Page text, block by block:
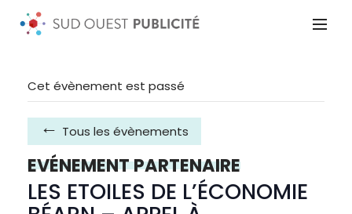
Cet évènement est passé
Tous les évènements
EVÉNEMENT PARTENAIRE
LES ETOILES DE L’ÉCONOMIE